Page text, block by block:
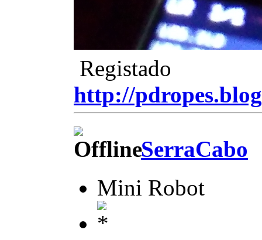
Registado
http://
SerraCabo
Mini Robot